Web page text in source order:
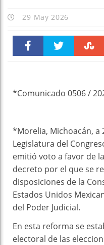
29 May 2026
*Comunicado 0506 /
*Morelia, Michoacán, a
Legislatura del
emitió voto a favor de
decreto por el que se
disposiciones de la
Estados Unidos
del Poder Judicial.
En esta reforma se
electoral de las